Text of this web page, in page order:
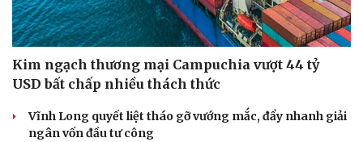
Văn hóa
Sân khấu - Điện ảnh
Văn học
Giải trí
Nghệ sĩ
Kim ngạch thương mại Campuchia vượt 44 tỷ
USD bất chấp nhiều thách thức
Vĩnh Long quyết liệt tháo gỡ vướng mắc, đẩy nhanh giải
ngân vốn đầu tư công